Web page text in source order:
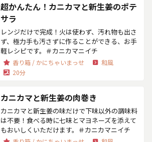
超かんたん！カニカマと新生姜のポテ
サラ
レンジだけで完成！火は使わず、汚れ物も出さ
ず、極力手も汚さずに作ることができる、お手
軽レシピです。＃カニカマニイチ
香り箱 / かにちゃいまっせ
和風
20分
カニカマと新生姜の肉巻き
カニカマと新生姜の味だけで下味以外の調味料
は不要！食べる時に七味とマヨネーズを添えて
もおいしくいただけます。＃カニカマニイチ